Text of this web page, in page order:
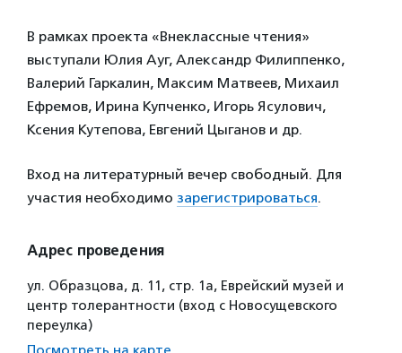
В рамках проекта «Внеклассные чтения»
выступали Юлия Ауг, Александр Филиппенко,
Валерий Гаркалин, Максим Матвеев, Михаил
Ефремов, Ирина Купченко, Игорь Ясулович,
Ксения Кутепова, Евгений Цыганов и др.
Вход на литературный вечер свободный. Для
участия необходимо зарегистрироваться.
Адрес проведения
ул. Образцова, д. 11, стр. 1а, Еврейский музей и
центр толерантности (вход с Новосущевского
переулка)